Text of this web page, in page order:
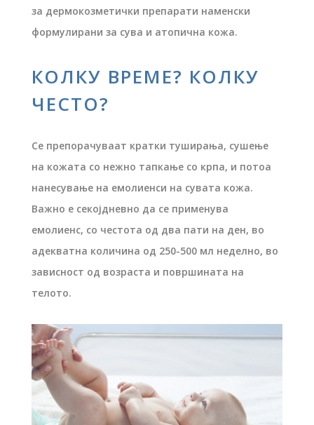
за дермокозметички препарати наменски
формулирани за сува и атопична кожа.
КОЛКУ ВРЕМЕ? КОЛКУ
ЧЕСТО?
Се препорачуваат кратки туширања, сушење
на кожата со нежно тапкање со крпа, и потоа
нанесување на емолиенси на сувата кожа.
Важно е секојдневно да се применува
емолиенс, со честота од два пати на ден, во
адекватна количина од 250-500 мл неделно, во
зависност од возраста и површината на
телото.